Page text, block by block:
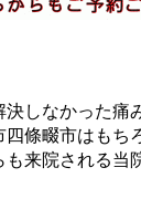
しなかった痛
四條畷市はもち
来院される当